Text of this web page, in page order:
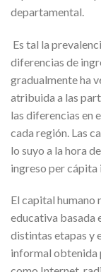
departamental.
Es tal la
diferencias de
gradualmente ha
atribuida a las
las diferencias en
cada región. Las
lo suyo a la hora
ingreso per cápita
El capital humano
educativa basada
distintas etapas y
informal obtenida